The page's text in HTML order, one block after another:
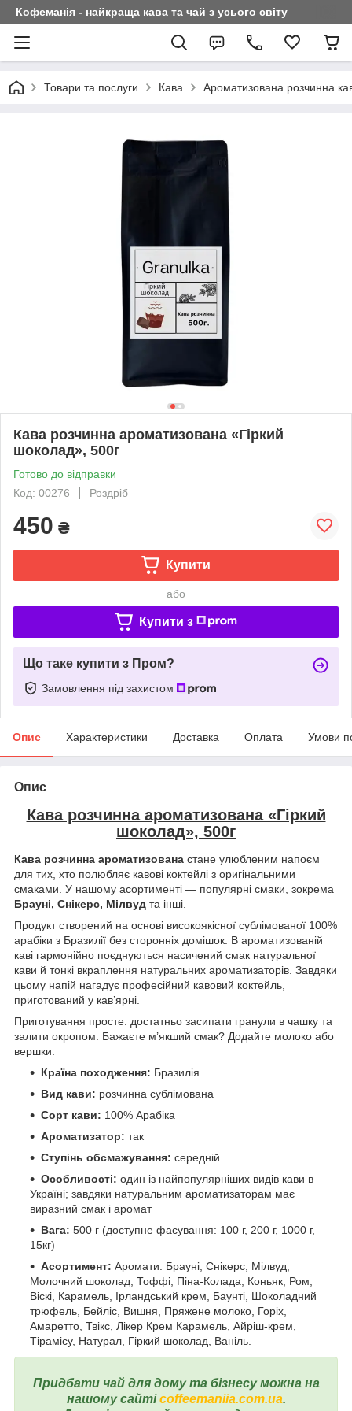
Кофеманія - найкраща кава та чай з усього світу
Товари та послуги Кава Ароматизована розчинна
Кава розчинна ароматизована «Гіркий
шоколад», 500г
Готово до відправки
Код: 00276
Роздріб
450 ₴
Купити
або
Купити з
Що таке купити з Пром?
Замовлення під захистом
Опис Характеристики Доставка Оплата Умови
Опис
Кава розчинна ароматизована «Гіркий
шоколад», 500г
Кава розчинна ароматизована стане улюбленим напоєм
для тих, хто полюбляє кавові коктейлі з оригінальними
смаками. У нашому асортименті — популярні смаки, зокрема
Брауні, Снікерс, Мілвуд та інші.
Продукт створений на основі високоякісної сублімованої 100%
арабіки з Бразилії без сторонніх домішок. В ароматизованій
каві гармонійно поєднуються насичений смак натуральної
кави й тонкі вкраплення натуральних ароматизаторів. Завдяки
цьому напій нагадує професійний кавовий коктейль,
приготований у кав’ярні.
Приготування просте: достатньо засипати гранули в чашку та
залити окропом. Бажаєте м’якший смак? Додайте молоко або
вершки.
Країна походження: Бразилія
Вид кави: розчинна сублімована
Сорт кави: 100% Арабіка
Ароматизатор: так
Ступінь обсмажування: середній
Особливості: один із найпопулярніших видів кави в
Україні; завдяки натуральним ароматизаторам має
виразний смак і аромат
Вага: 500 г (доступне фасування: 100 г, 200 г, 1000 г,
15кг)
Асортимент: Аромати: Брауні, Снікерс, Мілвуд,
Молочний шоколад, Тоффі, Піна-Колада, Коньяк, Ром,
Віскі, Карамель, Ірландський крем, Баунті, Шоколадний
трюфель, Бейліс, Вишня, Пряжене молоко, Горіх,
Амаретто, Твікс, Лікер Крем Карамель, Айріш-крем,
Тірамісу, Натурал, Гіркий шоколад, Ваніль.
Придбати чай для дому та бізнесу можна на
нашому сайтіcoffeemaniia.com.ua.